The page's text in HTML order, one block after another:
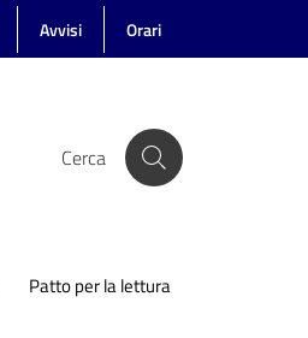
Avvisi Orari
Cerca
Patto per la lettura